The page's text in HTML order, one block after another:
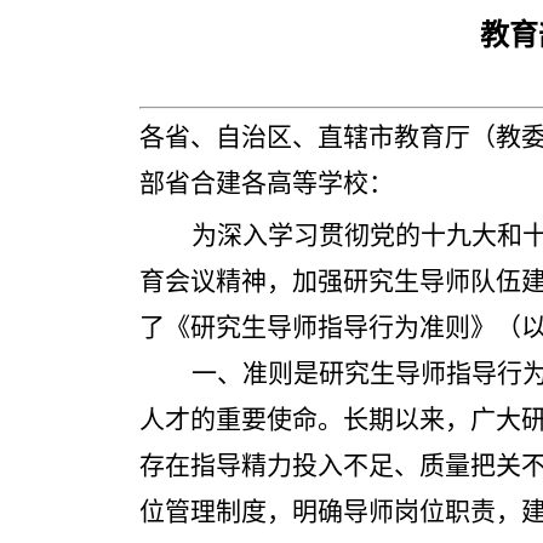
教
各省、自治区、直辖市教育厅（教
部省合建各高等学校：
为深入学习贯彻党的十九大和
育会议精神，加强研究生导师队伍
了《研究生导师指导行为准则》（
一、准则是研究生导师指导行
人才的重要使命。长期以来，广大
存在指导精力投入不足、质量把关
位管理制度，明确导师岗位职责，